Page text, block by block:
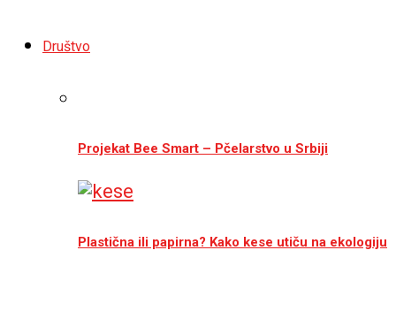
Društvo
Projekat Bee Smart – Pčelarstvo u Srbiji
Plastična ili papirna? Kako kese utiču na ekologiju